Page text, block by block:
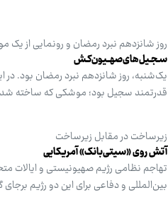
روز شانزدهم نبرد رمضان و رونمایی از یک
سـجـیل‌های‌صهــیون‌کـش
یک‌شنبه، روز شانزدهم نبرد رمضان بود. در
قدرتمند سجیل بود؛ موشکی که ساخته
زیرساخت در مقابل زیرساخت
آتش روی «سیتی‌بانک» آمریکایی
تهاجم نظامی رژیم صهیونیستی و ایالات
بین‌المللی و دفاعی برای این دو رژیم